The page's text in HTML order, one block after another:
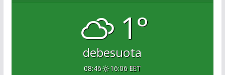
1°
debesuota
08:46 16:06 EET